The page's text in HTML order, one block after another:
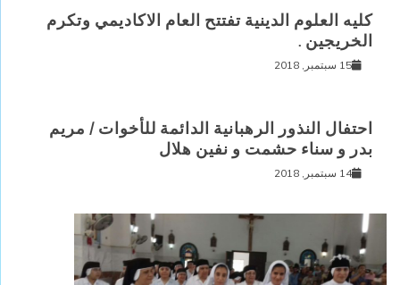
كليه العلوم الدينية تفتتح العام الاكاديمي وتكرم
الخريجين .
15 سبتمبر, 2018
احتفال النذور الرهبانية الدائمة للأخوات / مريم
بدر و سناء حشمت و نفين هلال
14 سبتمبر, 2018